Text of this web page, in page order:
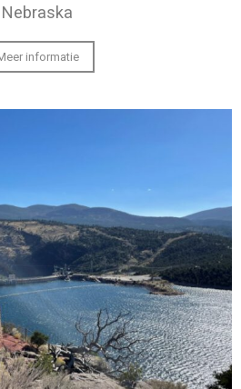
Nebraska
informatie